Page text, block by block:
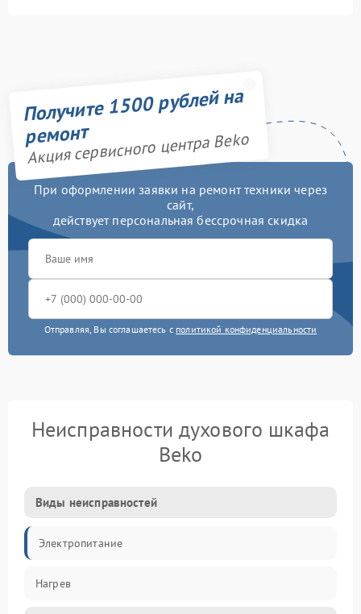
Получите 1500 рублей на
ремонт
Акция сервисного центра Beko
При оформлении заявки на ремонт техники через
сайт,
действует персональная бессрочная скидка
Отправляя, Вы соглашаетесь с политикой конфиденциальности
Неисправности духового шкафа
Beko
Виды неисправностей
Электропитание
Нагрев